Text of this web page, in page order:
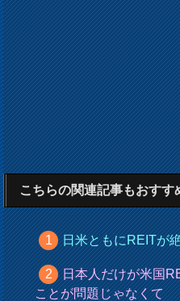
こちらの関連記事もおすす
日米ともにREITが
日本人だけが米国
ことが問題じゃなくて